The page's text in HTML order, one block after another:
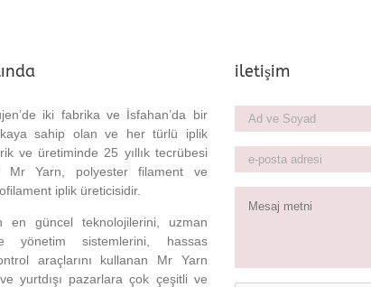
iki fabrika ve İsfahan’da bir
sahip olan ve her türlü iplik
ve üretiminde 25 yıllık tecrübesi
Mr Yarn, polyester filament ve
iplik üreticisidir.
en güncel teknolojilerini, uzman
yönetim sistemlerini, hassas
araçlarını kullanan Mr Yarn
yurtdışı pazarlara çok çeşitli ve
iletişim
ve
Soyad *
posta
adresi *
metni